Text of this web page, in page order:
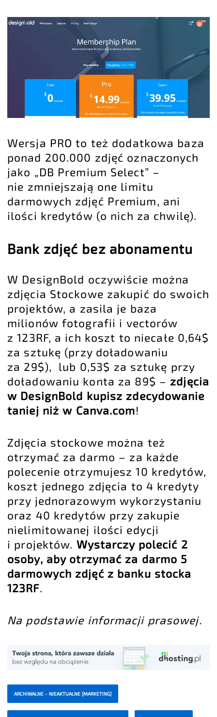
Wersja PRO to też dodatkowa baza
ponad 200.000 zdjęć oznaczonych
jako „DB Premium Select” –
nie zmniejszają one limitu
darmowych zdjęć Premium, ani
ilości kredytów (o nich za chwilę).
Bank zdjęć bez abonamentu
W DesignBold oczywiście można
zdjęcia Stockowe zakupić do swoich
projektów, a zasila je baza
milionów fotografii i vectorów
z 123RF, a ich koszt to niecałe 0,64$
za sztukę (przy doładowaniu
za 29$), lub 0,53$ za sztukę przy
doładowaniu konta za 89$ –zdjęcia
w DesignBold kupisz zdecydowanie
taniej niż w Canva.com!
Zdjęcia stockowe można też
otrzymać za darmo – za każde
polecenie otrzymujesz 10 kredytów,
koszt jednego zdjęcia to 4 kredyty
przy jednorazowym wykorzystaniu
oraz 40 kredytów przy zakupie
nielimitowanej ilości edycji
i projektów. Wystarczy polecić 2
osoby, aby otrzymać za darmo 5
darmowych zdjęć z banku stocka
123RF.
Na podstawie informacji prasowej.
ARCHIWALNE - NIEAKTUALNE [MARKETING]